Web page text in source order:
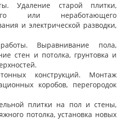
Удаление старой плитки,
или неработающего
и электрической разводки,
работы. Выравнивание пола,
стен и потолка, грунтовка и
конструкций. Монтаж
коробов, перегородок
плитки на пол и стены,
потолка, установка новых